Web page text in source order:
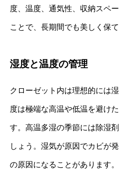
度、温度、通気性、収納スペ
ことで、長期間でも美しく保て
湿度と温度の管理
クローゼット内は理想的には
度は極端な高温や低温を避け
す。高温多湿の季節には除湿
しょう。湿気が原因でカビが
の原因になることがあります。